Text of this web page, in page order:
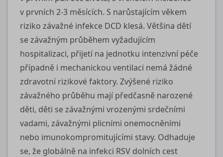
v prvních 2‑3 měsících. S narůstajícím věkem
riziko závažné infekce DCD klesá. Většina dětí
se závažným průběhem vyžadujícím
hospitalizaci, přijetí na jednotku intenzivní péče
případně i mechanickou ventilaci nemá žádné
zdravotní rizikové faktory. Zvýšené riziko
závažného průběhu mají předčasně narozené
děti, děti se závažnými vrozenými srdečními
vadami, závažnými plicními onemocněními
nebo imunokompromitujícími stavy. Odhaduje
se, že globálně na infekci RSV dolních cest